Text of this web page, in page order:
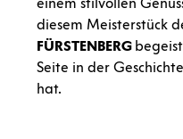
diesem Meisterstück
FÜRSTENBERG
Seite in der
hat.